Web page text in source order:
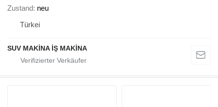
Zustand neu
Türkei
SUV MAKİNA İŞ MAKİNA